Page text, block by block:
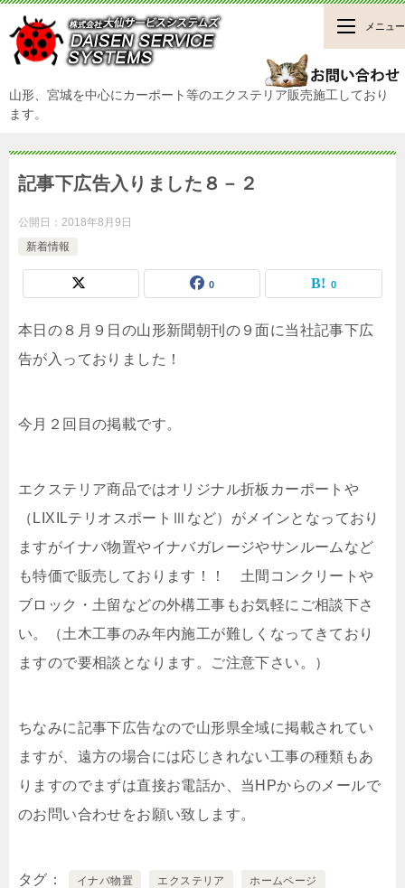
山形、宮城を中心にカーポート等のエクステリア販売施工しており
ます。
メニュー
記事下広告入りました８－２
公開日： 2018年8月9日
新着情報
0 0
本日の８月９日の山形新聞朝刊の９面に当社記事下広
告が入っておりました！
今月２回目の掲載です。
エクステリア商品ではオリジナル折板カーポートや
（LIXILテリオスポートⅢなど）がメインとなっており
ますがイナバ物置やイナバガレージやサンルームなど
も特価で販売しております！！ 土間コンクリートや
ブロック・土留などの外構工事もお気軽にご相談下さ
い。（土木工事のみ年内施工が難しくなってきており
ますので要相談となります。ご注意下さい。）
ちなみに記事下広告なので山形県全域に掲載されてい
ますが、遠方の場合には応じきれない工事の種類もあ
りますのでまずは直接お電話か、当HPからのメールで
のお問い合わせをお願い致します。
タグ イナバ物置 エクステリア ホームページ